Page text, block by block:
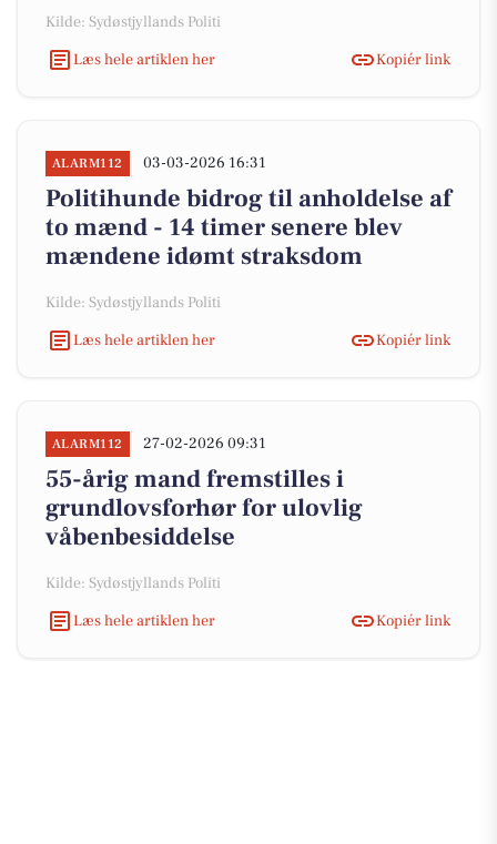
Kilde: Sydøstjyllands Politi
Læs hele artiklen her
Kopiér link
ALARM112 03-03-2026 16:31
Politihunde bidrog til anholdelse af
to mænd - 14 timer senere blev
mændene idømt straksdom
Kilde: Sydøstjyllands Politi
Læs hele artiklen her
Kopiér link
ALARM112 27-02-2026 09:31
55-årig mand fremstilles i
grundlovsforhør for ulovlig
våbenbesiddelse
Kilde: Sydøstjyllands Politi
Læs hele artiklen her
Kopiér link